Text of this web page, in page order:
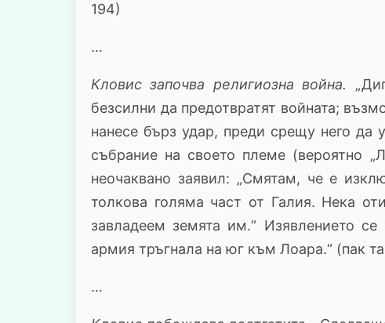
194)
…
Кловис започва религиозна война.
безсилни да предотвратят войната;
нанесе бърз удар, преди срещу него
събрание на своето племе (вероятно
неочаквано заявил: „Смятам, че е
толкова голяма част от Галия. Нека
завладеем земята им.“ Изявлението
армия тръгнала на юг към Лоара.“ (пак
…